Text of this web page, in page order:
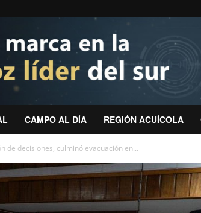
CAMPO AL DÍA REGIÓN ACUÍCOLA
de decisiones, culminó evacuación en...